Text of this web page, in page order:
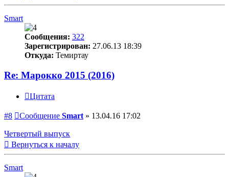
Smart
Сообщения: 322
Зарегистрирован: 27.06.13 18:39
Откуда: Темиртау
Re: Марокко 2015 (2016)
Цитата
#8 Сообщение Smart » 13.04.16 17:02
Четвертый выпуск
Вернуться к началу
Smart